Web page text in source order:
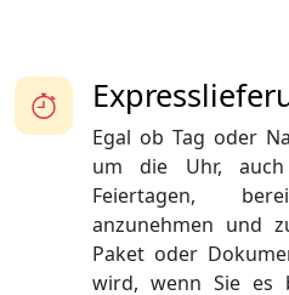
Egal ob Tag oder
um die Uhr,
Feiertagen,
anzunehmen und
Paket oder
wird, wenn Sie es